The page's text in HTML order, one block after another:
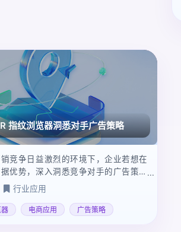
指纹浏览器洞悉对手广告策略
竞争日益激烈的环境下，企业若想在
优势，深入洞悉竞争对手的广告策略
指纹浏览器以其强大的虚拟身份管
助力企业在市场竞争中拔得头筹
行业应用
电商应用 广告策略